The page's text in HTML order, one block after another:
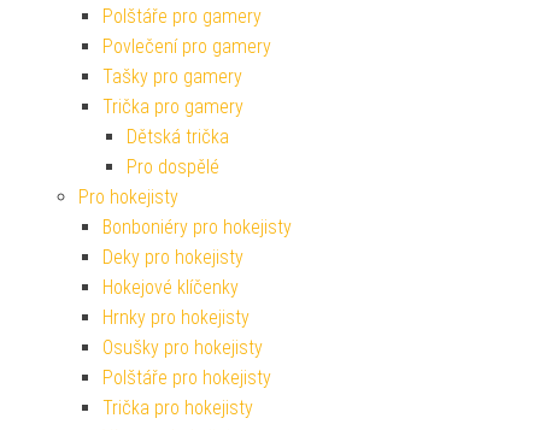
Polštáře pro gamery
Povlečení pro gamery
Tašky pro gamery
Trička pro gamery
Dětská trička
Pro dospělé
Pro hokejisty
Bonboniéry pro hokejisty
Deky pro hokejisty
Hokejové klíčenky
Hrnky pro hokejisty
Osušky pro hokejisty
Polštáře pro hokejisty
Trička pro hokejisty